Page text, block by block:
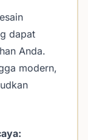
dapat
Anda.
modern,